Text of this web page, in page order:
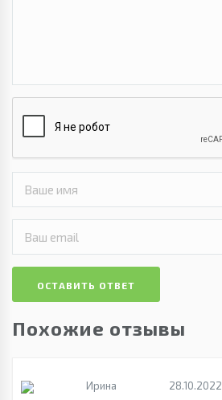
ОСТАВИТЬ ОТВЕТ
Похожие отзывы
Ирина
28.10.2022